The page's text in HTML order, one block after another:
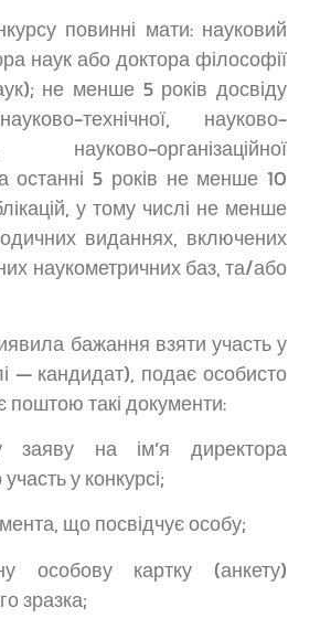
повинні мати: науковий
наук або доктора філософії
не менше 5 років досвіду
технічної, науково-
науково-організаційної
останні 5 років не менше 10
у тому числі не менше
виданнях, включених
наукометричних баз, та/або
бажання взяти участь у
— кандидат), подає особисто
поштою такі документи:
заяву на ім’я директора
у конкурсі;
що посвідчує особу;
особову картку (анкету)
зразка;